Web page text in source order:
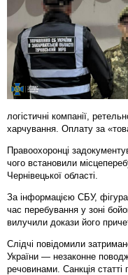
логістичні компанії,
харчування. Оплату за
Правоохоронці
чого встановили
Чернівецької області.
За інформацією СБУ,
час перебування у зоні
вилучили докази його
Слідчі повідомили
України — незаконне
речовинами. Санкція